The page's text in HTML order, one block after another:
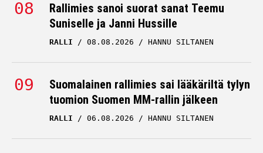
Rallimies sanoi suorat sanat Teemu
Suniselle ja Janni Hussille
RALLI 08.08.2026 HANNU SILTANEN
Suomalainen rallimies sai lääkäriltä tylyn
tuomion Suomen MM-rallin jälkeen
RALLI 06.08.2026 HANNU SILTANEN